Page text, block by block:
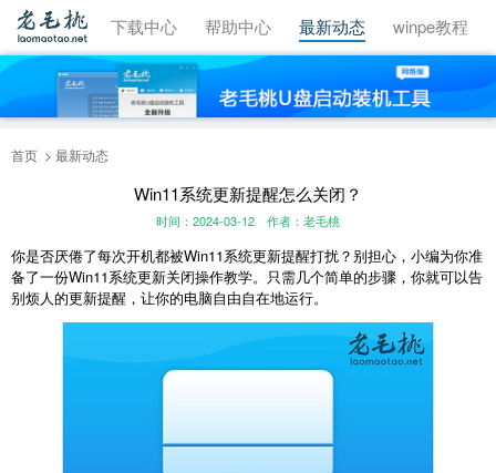
视频教程 下载中心 帮助中心 最新动态 winpe教程
首页 最新动态
Win11系统更新提醒怎么关闭？
时间：2024-03-12 作者：老毛桃
你是否厌倦了每次开机都被Win11系统更新提醒打扰？别担心，小编为你准
备了一份Win11系统更新关闭操作教学。只需几个简单的步骤，你就可以告
别烦人的更新提醒，让你的电脑自由自在地运行。